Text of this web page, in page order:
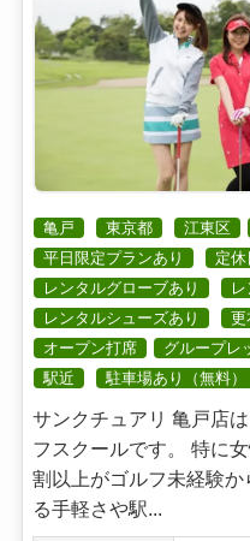
亀戸 東京都 江東区
平日限定プランあり
定休
レンタルグローブあり
レンタルシューズあり
更
オープン打席
グループレ
駅近
駐車場あり（無料）
サンクチュアリ 亀戸店
フスクールです。 特に
割以上がゴルフ未経験か
る手軽さや駅...